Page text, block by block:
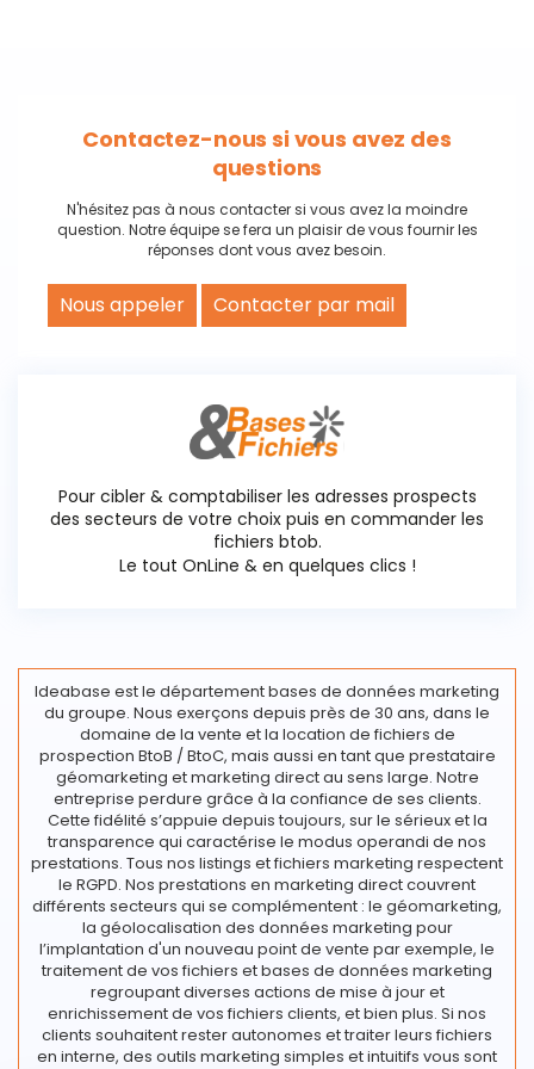
Contactez-nous si vous avez des
questions
N'hésitez pas à nous contacter si vous avez la moindre
question. Notre équipe se fera un plaisir de vous fournir les
réponses dont vous avez besoin.
Nous appeler Contacter par mail
Pour cibler & comptabiliser les adresses prospects
des secteurs de votre choix puis en commander les
fichiers btob.
Le tout OnLine & en quelques clics !
Ideabase est le département bases de données marketing
du groupe. Nous exerçons depuis près de 30 ans, dans le
domaine de la vente et la location de fichiers de
prospection BtoB / BtoC, mais aussi en tant que prestataire
géomarketing et marketing direct au sens large. Notre
entreprise perdure grâce à la confiance de ses clients.
Cette fidélité s’appuie depuis toujours, sur le sérieux et la
transparence qui caractérise le modus operandi de nos
prestations. Tous nos listings et fichiers marketing respectent
le RGPD. Nos prestations en marketing direct couvrent
différents secteurs qui se complémentent : le géomarketing,
la géolocalisation des données marketing pour
l’implantation d'un nouveau point de vente par exemple, le
traitement de vos fichiers et bases de données marketing
regroupant diverses actions de mise à jour et
enrichissement de vos fichiers clients, et bien plus. Si nos
clients souhaitent rester autonomes et traiter leurs fichiers
en interne, des outils marketing simples et intuitifs vous sont